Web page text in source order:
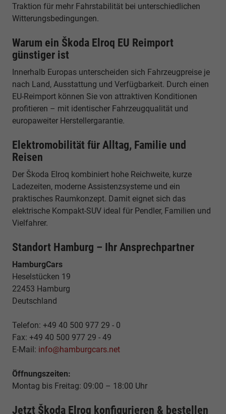
Traktion für mehr Fahrstabilität bei unterschiedlichen
Witterungsbedingungen.
Warum ein Škoda Elroq EU Reimport
günstiger ist
Innerhalb Europas unterscheiden sich Fahrzeugpreise je
nach Land, Ausstattung und Verfügbarkeit. Durch einen
EU-Reimport können Sie von attraktiven Konditionen
profitieren – mit identischer Fahrzeugqualität und
europaweiter Herstellergarantie.
Elektromobilität für Alltag, Familie und
Reisen
Der Škoda Elroq kombiniert hohe Reichweite, kurze
Ladezeiten, moderne Assistenzsysteme und ein
praktisches Raumkonzept. Damit eignet sich das
elektrische Kompakt-SUV ideal für Pendler, Familien und
Vielfahrer.
Standort Hamburg – Ihr Ansprechpartner
HamburgCars
Heselstücken 19
22453 Hamburg
Deutschland
Telefon: +49 40 500 977 29 - 0
Fax: +49 40 500 977 29 - 49
E-Mail: info@hamburgcars.net
Öffnungszeiten:
Montag bis Freitag: 09:00 – 18:00 Uhr
Jetzt Škoda Elroq konfigurieren & bestellen